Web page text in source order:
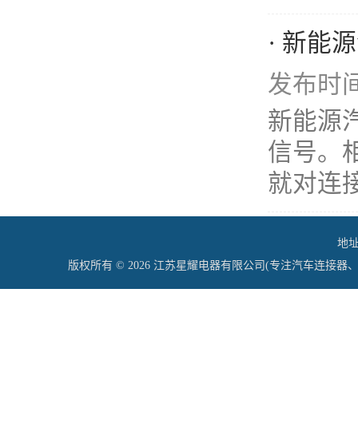
· 新能
发布时
新能源
信号。
就对连
地
版权所有 © 2026 江苏星耀电器有限公司(专注汽车连接器